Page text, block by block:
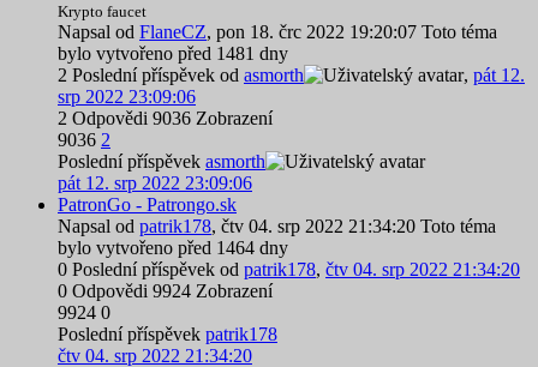
Krypto faucet
Napsal od FlaneCZ, pon 18. črc 2022 19:20:07 Toto téma
bylo vytvořeno před 1481 dny
2 Poslední příspěvek od asmorth , pát 12.
srp 2022 23:09:06
2 Odpovědi 9036 Zobrazení
9036 2
Poslední příspěvek asmorth
pát 12. srp 2022 23:09:06
PatronGo - Patrongo.sk
Napsal od patrik178, čtv 04. srp 2022 21:34:20 Toto téma
bylo vytvořeno před 1464 dny
0 Poslední příspěvek od patrik178, čtv 04. srp 2022 21:34:20
0 Odpovědi 9924 Zobrazení
9924 0
Poslední příspěvek patrik178
čtv 04. srp 2022 21:34:20